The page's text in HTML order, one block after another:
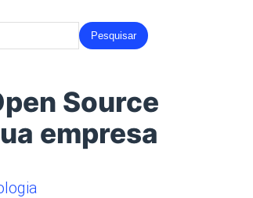
Source
empresa